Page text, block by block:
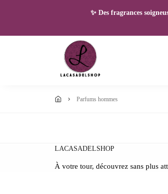
✨ Des fragrances
parfums hommes
LACASADELSHOP
À votre tour, découvrez sans plus